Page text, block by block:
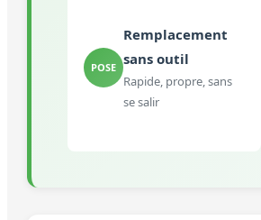
POSE
Remplacement
sans outil
Rapide, propre, sans
se salir